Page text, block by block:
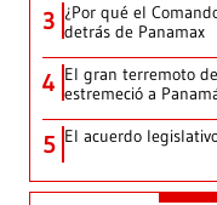
3 ¿Por qué el
detrás de Panamax
4 El gran terremoto
estremeció a
5 El acuerdo